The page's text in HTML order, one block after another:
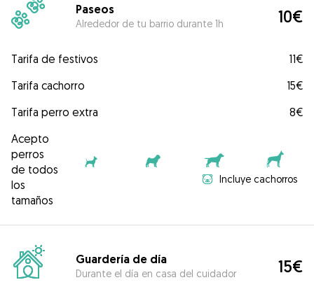
Paseos
Alrededor de tu barrio durante 1h 10€
Tarifa de festivos
11€
Tarifa cachorro
15€
Tarifa perro extra
8€
Acepto
perros
de todos
los
tamaños
Incluye cachorros
Guardería de día
Durante el día en casa del cuidador 15€